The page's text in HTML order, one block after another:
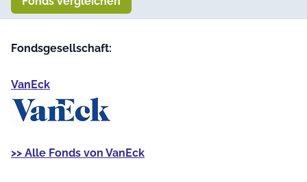
Fondsgesellschaft:
VanEck
>> Alle Fonds von VanEck